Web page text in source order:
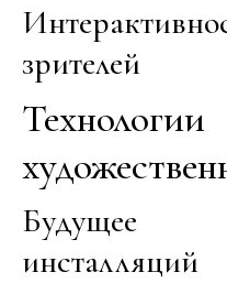
зрителей
Будущее
инсталляций